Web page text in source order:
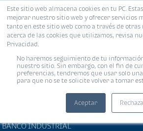
Este sitio web almacena cookies en tu PC.
mejorar nuestro sitio web y ofrecer servicios
tanto en este sitio web como a través de otras
acerca de las cookies que utilizamos, revisa
Privacidad.
No haremos seguimiento de tu
nuestro sitio. Sin embargo, con el fin de
preferencias, tendremos que usar solo
para que no se te solicite volver a tomar
Aceptar
BANCO INDUSTRIAL